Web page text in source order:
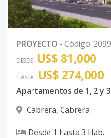
PROYECTO - Código: 2099
DESDE US$ 81,000
HASTA US$ 274,000
Cabrera, Cabrera
Desde 1 hasta 3 Hab.